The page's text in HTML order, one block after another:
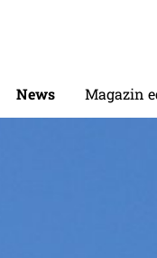
News Magazin